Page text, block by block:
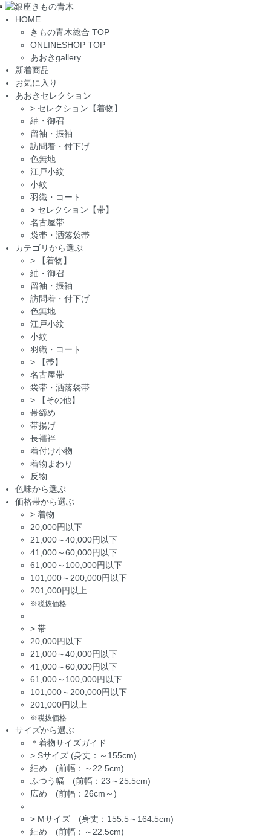
Toggle
navigation
HOME
きもの青木総合 TOP
ONLINESHOP TOP
あおきgallery
新着商品
お気に入り
あおきセレクション
> セレクション【着物】
紬・御召
留袖・振袖
訪問着・付下げ
色無地
江戸小紋
小紋
羽織・コート
> セレクション【帯】
名古屋帯
袋帯・洒落袋帯
カテゴリから選ぶ
>
【着物】
紬・御召
留袖・振袖
訪問着・付下げ
色無地
江戸小紋
小紋
羽織・コート
>
【帯】
名古屋帯
袋帯・洒落袋帯
>
【その他】
帯締め
帯揚げ
長襦袢
着付け小物
着物まわり
反物
色味から選ぶ
価格帯から選ぶ
> 着物
20,000円以下
21,000～40,000円以下
41,000～60,000円以下
61,000～100,000円以下
101,000～200,000円以下
201,000円以上
※税抜価格
> 帯
20,000円以下
21,000～40,000円以下
41,000～60,000円以下
61,000～100,000円以下
101,000～200,000円以下
201,000円以上
※税抜価格
サイズから選ぶ
＊着物サイズガイド
> Sサイズ (身丈：～155cm)
細め (前幅：～22.5cm)
ふつう幅 (前幅：23～25.5cm)
広め (前幅：26cm～)
> Mサイズ (身丈：155.5～164.5cm)
細め (前幅：～22.5cm)